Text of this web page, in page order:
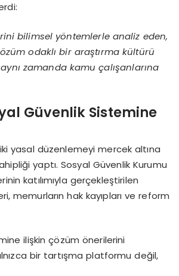
bilimsel yöntemlerle analiz eden,
odaklı bir araştırma kültürü
zamanda kamu çalışanlarına
Güvenlik Sistemine
yasal düzenlemeyi mercek altına
yaptı. Sosyal Güvenlik Kurumu
katılımıyla gerçekleştirilen
memurların hak kayıpları ve reform
ilişkin çözüm önerilerini
bir tartışma platformu değil,